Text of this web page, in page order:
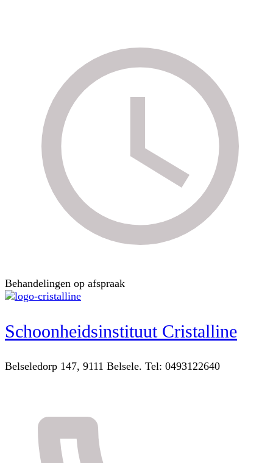
Behandelingen op afspraak
Schoonheidsinstituut Cristalline
Belseledorp 147, 9111 Belsele. Tel: 0493122640